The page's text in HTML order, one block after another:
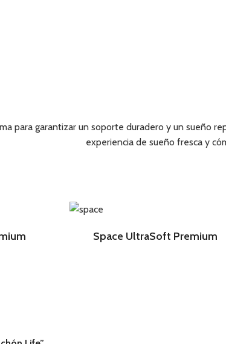
para garantizar un soporte duradero y un sueño
experiencia de sueño fresca y
Space UltraSoft Premium